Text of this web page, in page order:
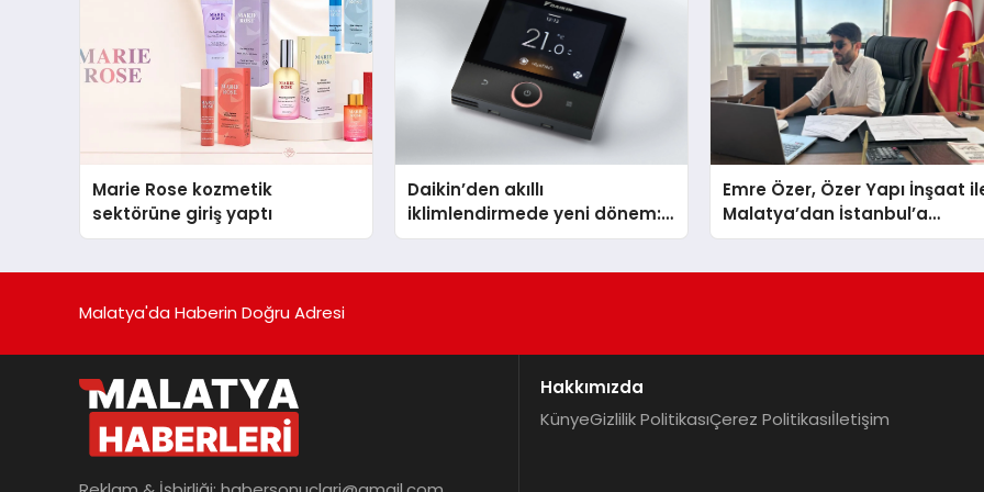
Marie Rose kozmetik
sektörüne giriş yaptı
Daikin’den akıllı
iklimlendirmede yeni dönem:
Madoka Plus Türkiye’de
Emre Özer, Özer Yapı İnşaat
Malatya’dan İstanbul’a
Uzanan Başarı Hikâyesi
Malatya'da Haberin Doğru Adresi
Hakkımızda
KünyeGizlilik PolitikasıÇerez Politikasıİletişim